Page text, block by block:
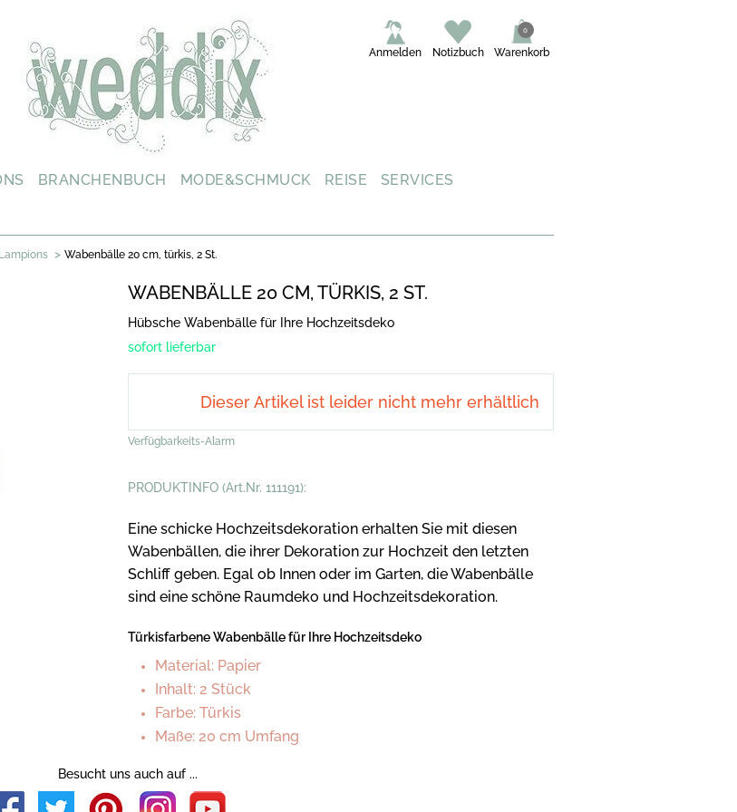
Warenkorb
0
Notizbuch
Anmelden
BRANCHENBUCH MODE&SCHMUCK REISE SERVICES
> Wabenbälle 20 cm, türkis, 2 St.
WABENBÄLLE 20 CM, TÜRKIS, 2 ST.
Hübsche Wabenbälle für Ihre Hochzeitsdeko
sofort lieferbar
Dieser Artikel ist leider nicht mehr erhältlich
Verfügbarkeits-Alarm
PRODUKTINFO (Art.Nr. 111191):
Eine schicke Hochzeitsdekoration erhalten Sie mit diesen
Wabenbällen, die ihrer Dekoration zur Hochzeit den letzten
Schliff geben. Egal ob Innen oder im Garten, die Wabenbälle
sind eine schöne Raumdeko und Hochzeitsdekoration.
Türkisfarbene Wabenbälle für Ihre Hochzeitsdeko
Material: Papier
Inhalt: 2 Stück
Farbe: Türkis
Maße: 20 cm Umfang
Besucht uns auch auf ...